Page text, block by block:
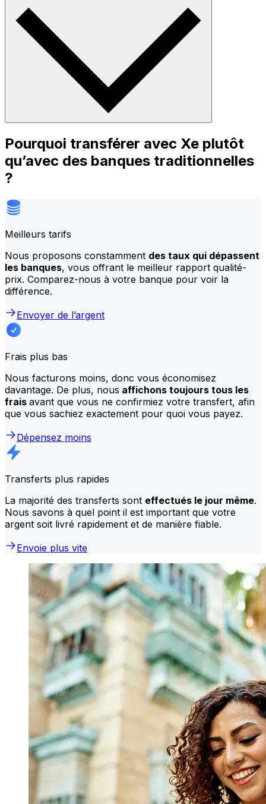
Pourquoi transférer avec Xe plutôt
qu’avec des banques traditionnelles
?
Meilleurs tarifs
Nous proposons constamment des taux qui dépassent
les banques, vous offrant le meilleur rapport qualité-
prix. Comparez-nous à votre banque pour voir la
différence.
Envoyer de l’argent
Frais plus bas
Nous facturons moins, donc vous économisez
davantage. De plus, nous affichons toujours tous les
frais avant que vous ne confirmiez votre transfert, afin
que vous sachiez exactement pour quoi vous payez.
Dépensez moins
Transferts plus rapides
La majorité des transferts sont effectués le jour même.
Nous savons à quel point il est important que votre
argent soit livré rapidement et de manière fiable.
Envoie plus vite